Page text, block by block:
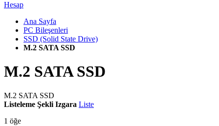
Hesap
Ana Sayfa
PC Bileşenleri
SSD (Solid State Drive)
M.2 SATA SSD
M.2 SATA SSD
M.2 SATA SSD
Listeleme Şekli Izgara Liste
1 öğe